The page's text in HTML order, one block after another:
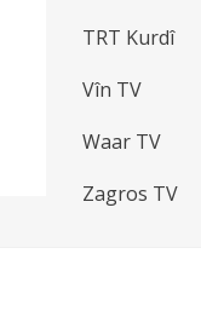
TRT Kurdî
Vîn TV
Waar TV
Zagros TV